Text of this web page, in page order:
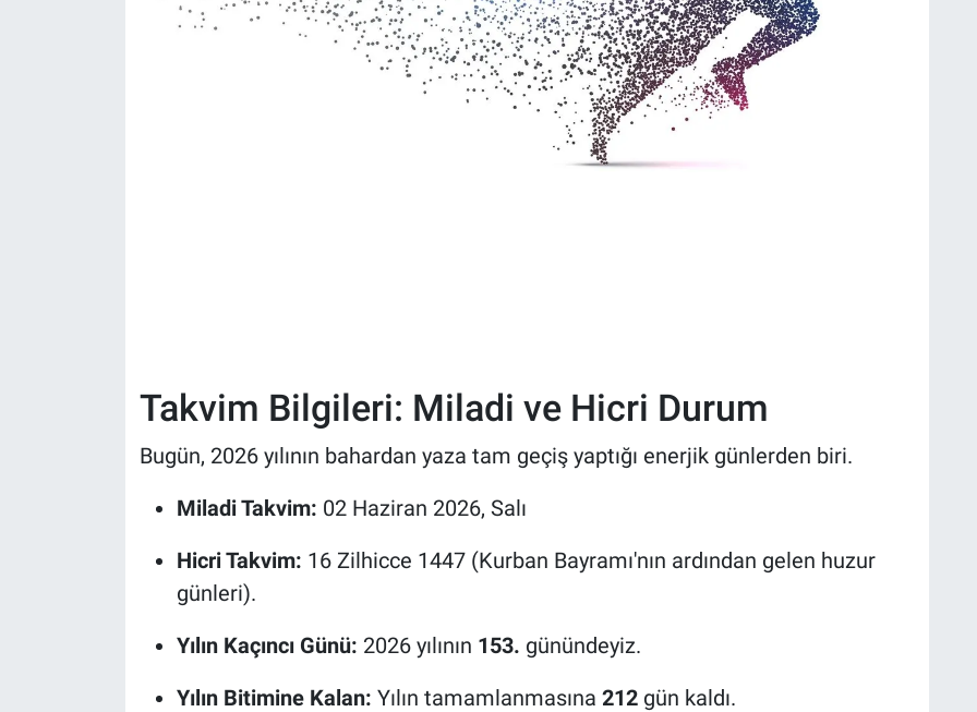
Takvim Bilgileri: Miladi ve Hicri Durum
Bugün, 2026 yılının bahardan yaza tam geçiş yaptığı enerjik günlerden biri.
Miladi Takvim: 02 Haziran 2026, Salı
Hicri Takvim: 16 Zilhicce 1447 (Kurban Bayramı'nın ardından gelen huzur
günleri).
Yılın Kaçıncı Günü: 2026 yılının 153. günündeyiz.
Yılın Bitimine Kalan: Yılın tamamlanmasına 212gün kaldı.